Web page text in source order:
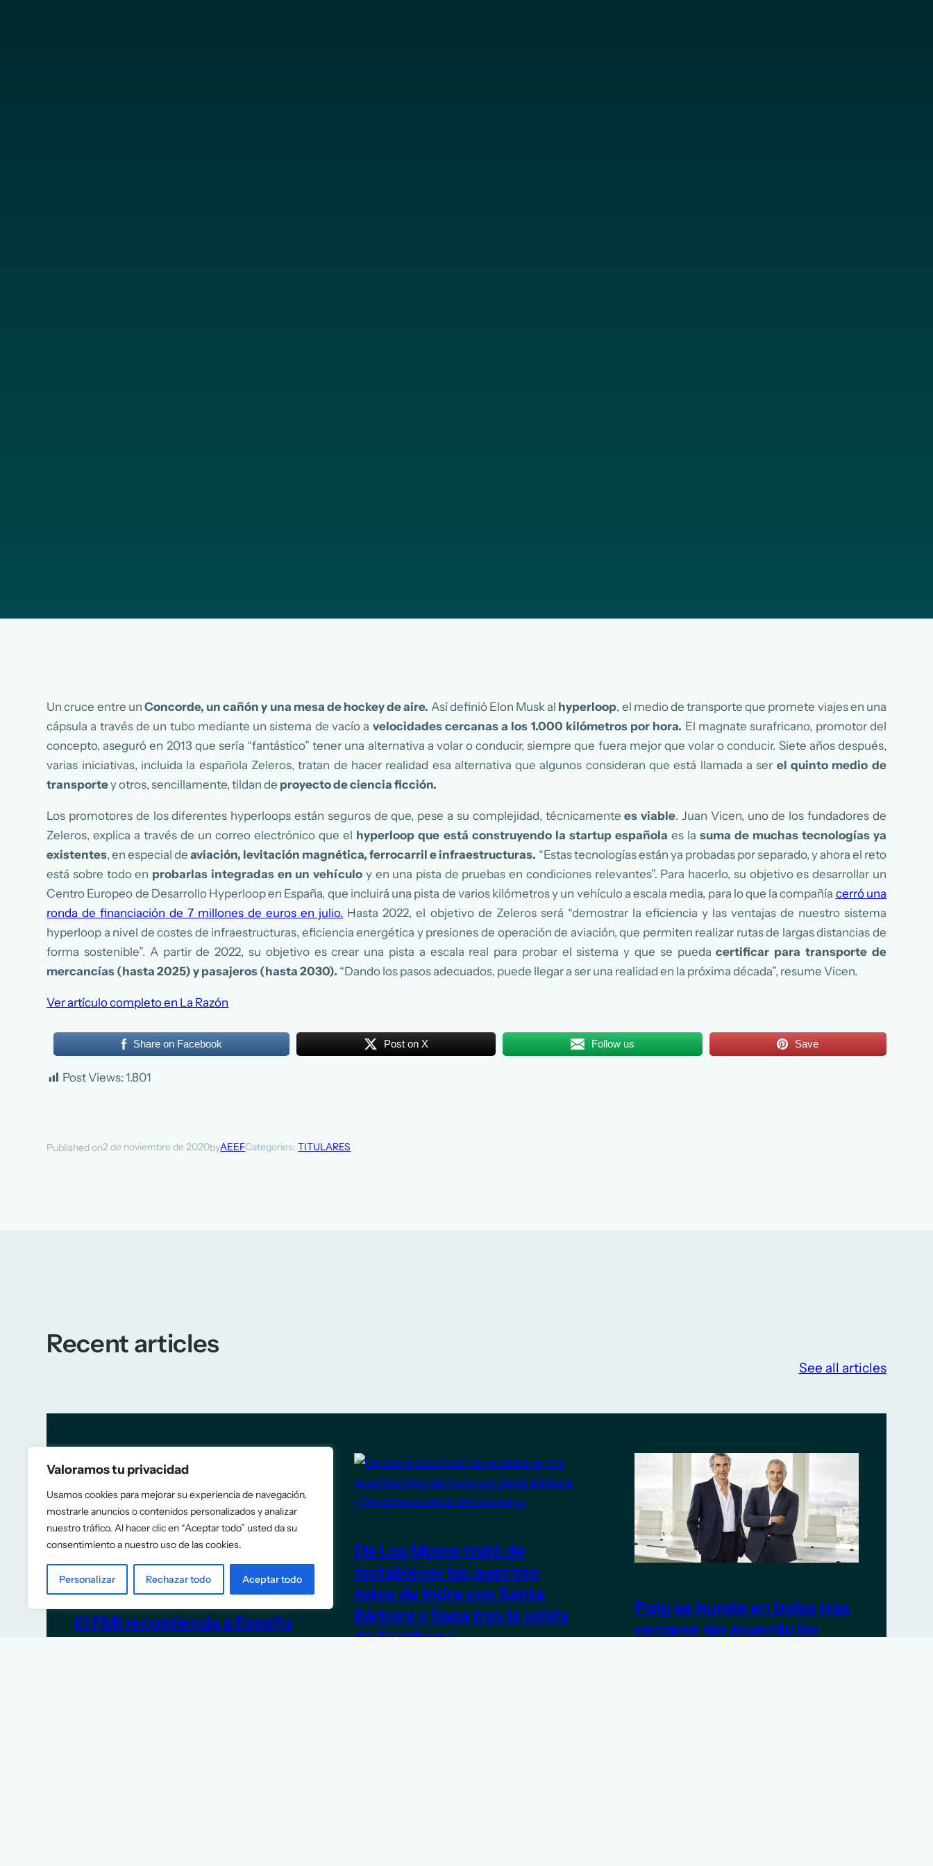
Valoramos tu privacidad
Usamos cookies para mejorar su experiencia de navegación,
mostrarle anuncios o contenidos personalizados y analizar
nuestro tráfico. Al hacer clic en “Aceptar todo” usted da su
consentimiento a nuestro uso de las cookies.
Personalizar Rechazar todo Aceptar todo
Un cruce entre un Concorde, un cañón y una mesa de hockey de aire. Así definió Elon Musk al hyperloop, el medio de transporte que promete viajes en una
cápsula a través de un tubo mediante un sistema de vacío a velocidades cercanas a los 1.000 kilómetros por hora. El magnate surafricano, promotor del
concepto, aseguró en 2013 que sería “fantástico” tener una alternativa a volar o conducir, siempre que fuera mejor que volar o conducir. Siete años después,
varias iniciativas, incluida la española Zeleros, tratan de hacer realidad esa alternativa que algunos consideran que está llamada a ser el quinto medio de
transportey otros, sencillamente, tildan de proyecto de ciencia ficción.
Los promotores de los diferentes hyperloops están seguros de que, pese a su complejidad, técnicamentees viable. Juan Vicen, uno de los fundadores de
Zeleros, explica a través de un correo electrónico que el hyperloop que está construyendo la startup española es la suma de muchas tecnologías ya
existentes, en especial deaviación, levitación magnética, ferrocarril e infraestructuras. “Estas tecnologías están ya probadas por separado, y ahora el reto
está sobre todo en probarlas integradas en un vehículo y en una pista de pruebas en condiciones relevantes”. Para hacerlo, su objetivo es desarrollar un
Centro Europeo de Desarrollo Hyperloop en España, que incluirá una pista de varios kilómetros y un vehículo a escala media, para lo que la compañía cerró una
ronda de financiación de 7 millones de euros en julio. Hasta 2022, el objetivo de Zeleros será “demostrar la eficiencia y las ventajas de nuestro sistema
hyperloop a nivel de costes de infraestructuras, eficiencia energética y presiones de operación de aviación, que permiten realizar rutas de largas distancias de
forma sostenible”. A partir de 2022, su objetivo es crear una pista a escala real para probar el sistema y que se puedacertificar para transporte de
mercancías (hasta 2025) y pasajeros (hasta 2030). “Dando los pasos adecuados, puede llegar a ser una realidad en la próxima década”, resume Vicen.
Ver artículo completo en La Razón
Share on Facebook Post on X Follow us Save
Post Views: 1.801
Published on2 de noviembre de 2020byAEEFCategories:TITULARES
Recent articles
See all articles
El FMI recomienda a España
De Los Mozos trató de
restablecer los puentes
rotos de Indra con Santa
Bárbara y Sapa tras la salida
de Escribano
Puig se hunde en bolsa tras
cerrarse sin acuerdo las